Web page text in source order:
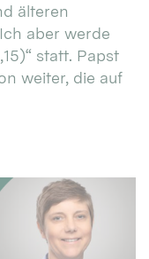
älteren
aber werde
statt. Papst
weiter, die auf